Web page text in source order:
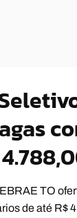
TO
de até R$